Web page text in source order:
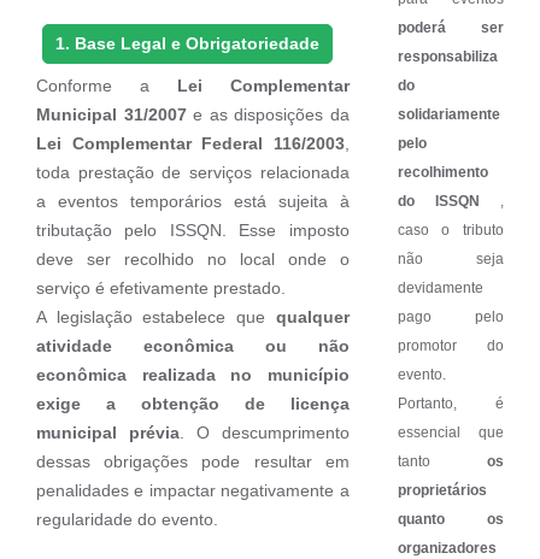
1. Base Legal e Obrigatoriedade
Conforme a Lei Complementar
Municipal 31/2007e as disposições da
Lei Complementar Federal 116/2003,
toda prestação de serviços relacionada
a eventos temporários está sujeita à
tributação pelo ISSQN. Esse imposto
deve ser recolhido no local onde o
serviço é efetivamente prestado.
A legislação estabelece que qualquer
atividade econômica ou não
econômica realizada no município
exige a obtenção de licença
municipal prévia. O descumprimento
dessas obrigações pode resultar em
penalidades e impactar negativamente a
regularidade do evento.
poderá ser
responsabiliza
do
solidariamente
pelo
recolhimento
do ISSQN
,
caso o tributo
não seja
devidamente
pago pelo
promotor do
evento.
Portanto, é
essencial que
tanto os
proprietários
quanto os
organizadores